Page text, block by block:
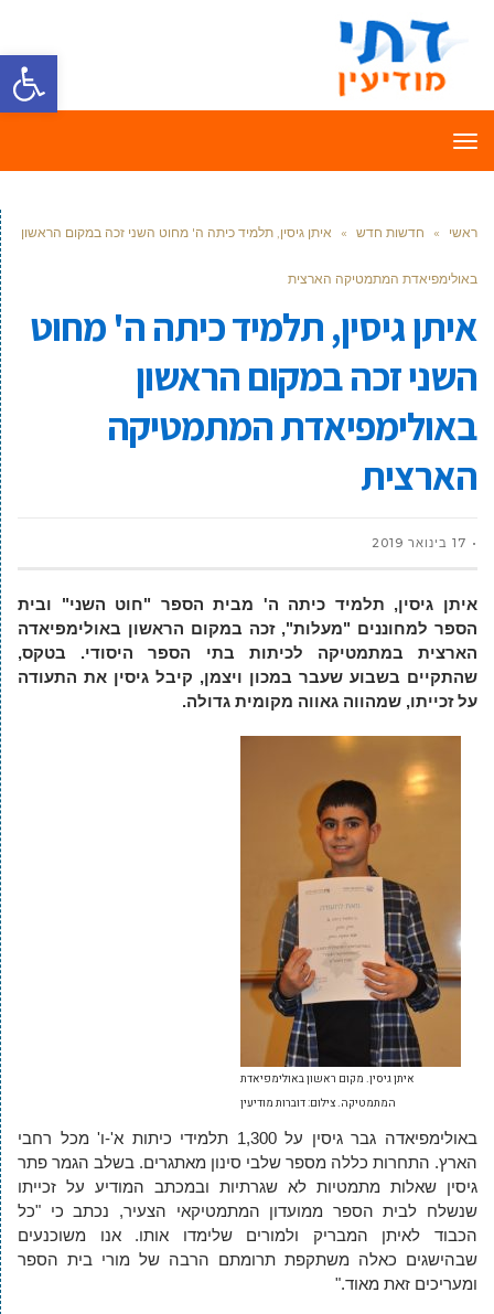
פתח
תפריט
ראשי » חדשות חדש » איתן גיסין, תלמיד כיתה ה' מחוט השני זכה במקום הראשון
באולימפיאדת המתמטיקה הארצית
איתן גיסין, תלמיד כיתה ה' מחוט
השני זכה במקום הראשון
באולימפיאדת המתמטיקה
הארצית
17 בינואר 2019
איתן גיסין, תלמיד כיתה ה' מבית הספר "חוט השני" ובית
הספר למחוננים "מעלות", זכה במקום הראשון באולימפיאדה
הארצית במתמטיקה לכיתות בתי הספר היסודי. בטקס,
שהתקיים בשבוע שעבר במכון ויצמן, קיבל גיסין את התעודה
על זכייתו, שמהווה גאווה מקומית גדולה.
איתן גיסין. מקום ראשון באולימפיאדת
המתמטיקה. צילום: דוברות מודיעין
באולימפיאדה גבר גיסין על 1,300 תלמידי כיתות א'-ו' מכל רחבי
הארץ. התחרות כללה מספר שלבי סינון מאתגרים. בשלב הגמר פתר
גיסין שאלות מתמטיות לא שגרתיות ובמכתב המודיע על זכייתו
שנשלח לבית הספר ממועדון המתמטיקאי הצעיר, נכתב כי "כל
הכבוד לאיתן המבריק ולמורים שלימדו אותו. אנו משוכנעים
שבהישגים כאלה משתקפת תרומתם הרבה של מורי בית הספר
ומעריכים זאת מאוד."